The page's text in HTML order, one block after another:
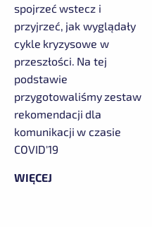
spojrzeć wstecz i
przyjrzeć, jak wyglądały
cykle kryzysowe w
przeszłości. Na tej
podstawie
przygotowaliśmy zestaw
rekomendacji dla
komunikacji w czasie
COVID'19
WIĘCEJ